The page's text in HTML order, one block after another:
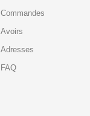
Commandes
Avoirs
Adresses
FAQ